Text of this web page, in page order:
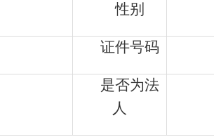
性别
证件号码
是否为法
人